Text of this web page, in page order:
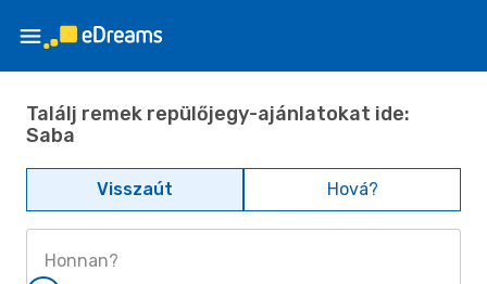
Találj remek repülőjegy-ajánlatokat ide:
Saba
Visszaút Hová?
Honnan?